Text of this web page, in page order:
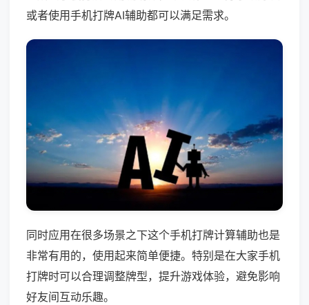
或者使用手机打牌AI辅助都可以满足需求。
同时应用在很多场景之下这个手机打牌计算辅助也是
非常有用的，使用起来简单便捷。特别是在大家手机
打牌时可以合理调整牌型，提升游戏体验，避免影响
好友间互动乐趣。